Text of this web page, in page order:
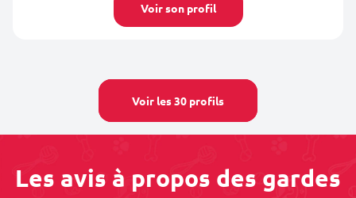
Voir son profil
Voir les 30 profils
Les avis à propos des gardes